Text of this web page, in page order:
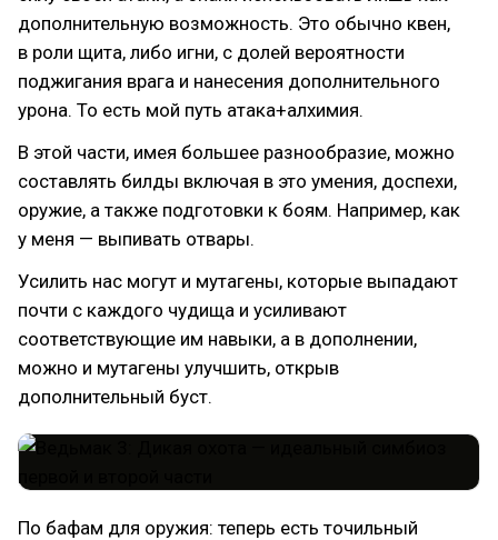
дополнительную возможность. Это обычно квен,
в роли щита, либо игни, с долей вероятности
поджигания врага и нанесения дополнительного
урона. То есть мой путь атака+алхимия.
В этой части, имея большее разнообразие, можно
составлять билды включая в это умения, доспехи,
оружие, а также подготовки к боям. Например, как
у меня — выпивать отвары.
Усилить нас могут и мутагены, которые выпадают
почти с каждого чудища и усиливают
соответствующие им навыки, а в дополнении,
можно и мутагены улучшить, открыв
дополнительный буст.
По бафам для оружия: теперь есть точильный